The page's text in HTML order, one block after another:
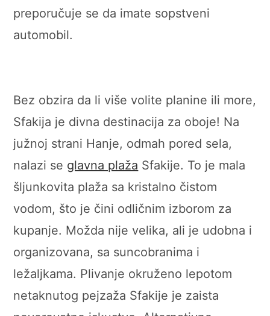
preporučuje se da imate sopstveni
automobil.
Bez obzira da li više volite planine ili more,
Sfakija je divna destinacija za oboje! Na
južnoj strani Hanje, odmah pored sela,
nalazi se glavna plaža Sfakije. To je mala
šljunkovita plaža sa kristalno čistom
vodom, što je čini odličnim izborom za
kupanje. Možda nije velika, ali je udobna i
organizovana, sa suncobranima i
ležaljkama. Plivanje okruženo lepotom
netaknutog pejzaža Sfakije je zaista